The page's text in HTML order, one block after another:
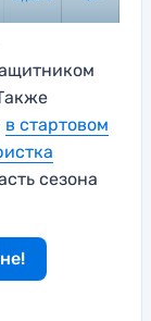
в стартовом
сезона